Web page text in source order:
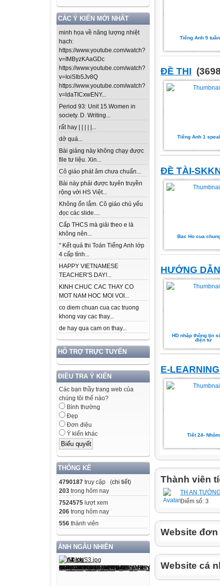
CÁC Ý KIẾN MỚI NHẤT
minh họa về năng lượng nhiệt
hạch:
https://www.youtube.com/watch?
v=IMByzKAaGDc
https://www.youtube.com/watch?
v=IoiSIb5Jv8Q
https://www.youtube.com/watch?
v=ldaTICxwENY...
Period 93: Unit 15.Women in
society. D. Writing...
rất hay | | | | |...
dở quá...
Bài giảng này không chạy được
file tư liệu. Xin...
Cô giáo phát âm chưa chuẩn...
Bài này phải được tuyên truyền
rộng với HS Việt...
Không ổn lắm. Cô giáo chủ yếu
đọc các slide....
Cấp THCS mà giải theo e là
không nên...
" Kết quả thi Toán Tiếng Anh lớp
4 cấp tỉnh...
HAPPY VIETNAMESE
TEACHER'S DAY!...
KINH CHUC CAC THAY CO
MOT NAM HOC MOI VOI...
co diem chuan cua cac truong
khong vay cac thay...
de hay qua cam on thay...
HỖ TRỢ TRỰC TUYẾN
ĐIỀU TRA Ý KIẾN
Các bạn thầy trang web của
chúng tôi thế nào?
Bình thường
Đẹp
Đơn điệu
Ý kiến khác
THỐNG KÊ
4790187 truy cập (chi tiết)
203 trong hôm nay
7524575 lượt xem
206 trong hôm nay
556 thành viên
ẢNH NGẪU NHIÊN
Tiếng Anh 5
ĐỀ THI
Tiếng Anh 1
ĐỀ TÀI-
Bac Ho cua
HƯỚNG DẪN
HD nhập thông tin
điện tử
E-LEARNING
Tiết 24- Nhôm
Thành viên
TH AN
Điểm số: 3
Website
Website cá